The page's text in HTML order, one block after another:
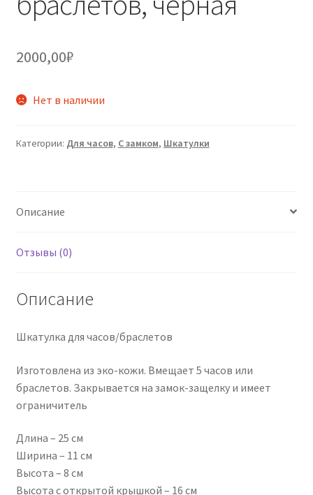
2000,00₽
Нет в наличии
Категории: Для часов, С замком, Шкатулки
Описание
Отзывы (0)
Описание
Шкатулка для часов/браслетов
Изготовлена из эко-кожи. Вмещает 5 часов или
браслетов. Закрывается на замок-защелку и имеет
ограничитель
Длина – 25 см
Ширина – 11 см
Высота – 8 см
Высота с открытой крышкой – 16 см